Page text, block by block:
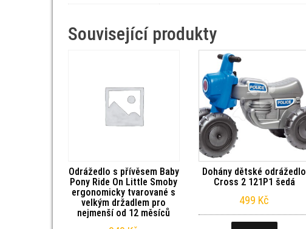
Související produkty
Odrážedlo s přívěsem Baby
Pony Ride On Little Smoby
ergonomicky tvarované s
velkým držadlem pro
nejmenší od 12 měsíců
Dohány dětské odrážedlo
Cross 2 121P1 šedá
499 Kč